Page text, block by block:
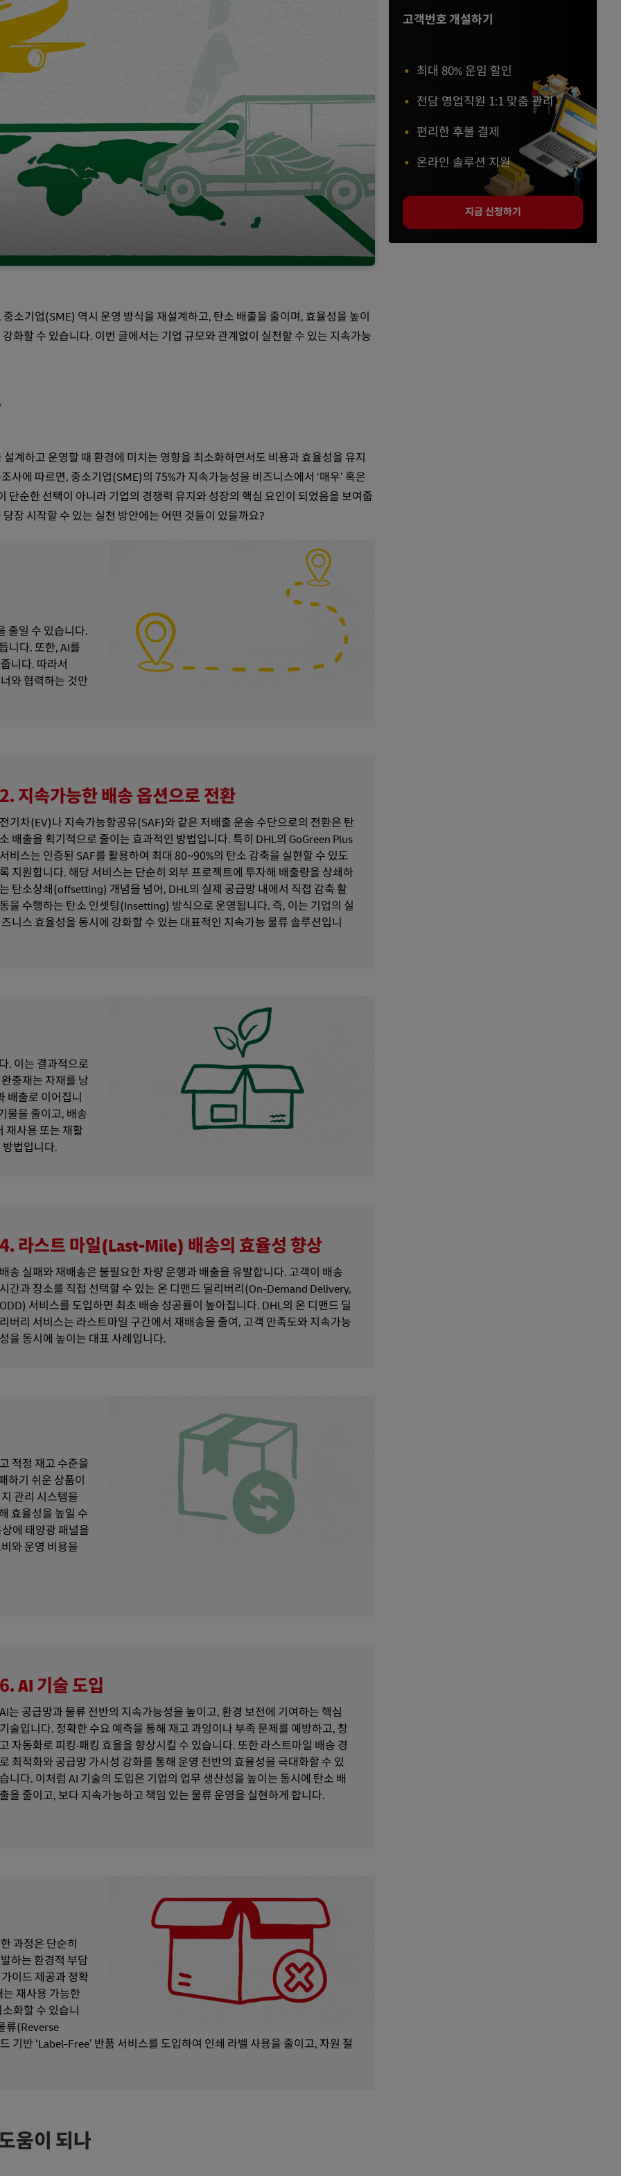
소기업(SME) 역시 운영 방식을 재설계하고, 탄소 배출을 줄이며, 효율성을 높이
화할 수 있습니다. 이번 글에서는 기업 규모와 관계없이 실천할 수 있는 지속가능
하고 운영할 때 환경에 미치는 영향을 최소화하면서도 비용과 효율성을 유지
에 따르면, 중소기업(SME)의 75%가 지속가능성을 비즈니스에서 ‘매우’ 혹은
단순한 선택이 아니라 기업의 경쟁력 유지와 성장의 핵심 요인이 되었음을 보여줍
장 시작할 수 있는 실천 방안에는 어떤 것들이 있을까요?
줄일 수 있습니다.
니다. 또한, AI를
니다. 따라서
와 협력하는 것만
지속가능한 배송 옵션으로 전환
기차(EV)나 지속가능항공유(SAF)와 같은 저배출 운송 수단으로의 전환은 탄
배출을 획기적으로 줄이는 효과적인 방법입니다. 특히 DHL의 GoGreen Plus
비스는 인증된 SAF를 활용하여 최대 80~90%의 탄소 감축을 실현할 수 있도
지원합니다. 해당 서비스는 단순히 외부 프로젝트에 투자해 배출량을 상쇄하
탄소상쇄(offsetting) 개념을 넘어, DHL의 실제 공급망 내에서 직접 감축 활
을 수행하는 탄소 인셋팅(Insetting) 방식으로 운영됩니다. 즉, 이는 기업의 실
니스 효율성을 동시에 강화할 수 있는 대표적인 지속가능 물류 솔루션입니
. 이는 결과적으로
충재는 자재를 낭
배출로 이어집니
물을 줄이고, 배송
재사용 또는 재활
법입니다.
라스트 마일(Last-Mile) 배송의 효율성 향상
송 실패와 재배송은 불필요한 차량 운행과 배출을 유발합니다. 고객이 배송
간과 장소를 직접 선택할 수 있는 온 디맨드 딜리버리(On-Demand Delivery,
서비스를 도입하면 최초 배송 성공률이 높아집니다. DHL의 온 디맨드 딜
버리 서비스는 라스트마일 구간에서 재배송을 줄여, 고객 만족도와 지속가능
을 동시에 높이는 대표 사례입니다.
적정 재고 수준을
하기 쉬운 상품이
관리 시스템을
효율성을 높일 수
에 태양광 패널을
와 운영 비용을
AI 기술 도입
는 공급망과 물류 전반의 지속가능성을 높이고, 환경 보전에 기여하는 핵심
술입니다. 정확한 수요 예측을 통해 재고 과잉이나 부족 문제를 예방하고, 창
자동화로 피킹·패킹 효율을 향상시킬 수 있습니다. 또한 라스트마일 배송 경
최적화와 공급망 가시성 강화를 통해 운영 전반의 효율성을 극대화할 수 있
니다. 이처럼 AI 기술의 도입은 기업의 업무 생산성을 높이는 동시에 탄소 배
을 줄이고, 보다 지속가능하고 책임 있는 물류 운영을 실현하게 합니다.
과정은 단순히
하는 환경적 부담
이드 제공과 정확
재사용 가능한
화할 수 있습니
류(Reverse
기반 ‘Label-Free’ 반품 서비스를 도입하여 인쇄 라벨 사용을 줄이고, 자원 절
움이 되나
고객번호 개설하기
최대 80% 운임 할인
전담 영업직원 1:1 맞춤 관리
편리한 후불 결제
온라인 솔루션 지원
지금 신청하기